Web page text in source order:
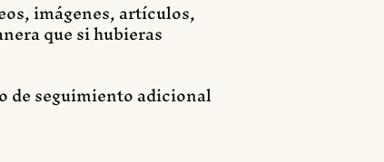
imágenes, artículos,
que si hubieras
de seguimiento adicional